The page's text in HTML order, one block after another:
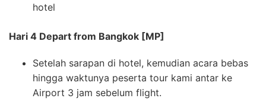
hotel
Hari 4 Depart from Bangkok [MP]
Setelah sarapan di hotel, kemudian acara bebas
hingga waktunya peserta tour kami antar ke
Airport 3 jam sebelum flight.